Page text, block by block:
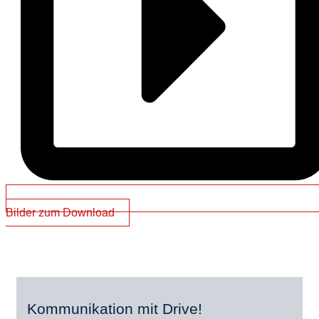
Bilder zum Download
Kommunikation mit Drive!